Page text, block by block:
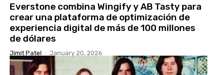
Everstone combina Wingify y AB Tasty para
crear una plataforma de optimización de
experiencia digital de más de 100 millones
de dólares
Jimit Patel - January 20, 2026